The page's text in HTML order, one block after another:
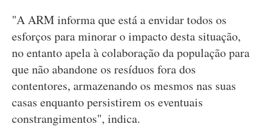
"A ARM informa que está a envidar todos os
esforços para minorar o impacto desta situação,
no entanto apela à colaboração da população para
que não abandone os resíduos fora dos
contentores, armazenando os mesmos nas suas
casas enquanto persistirem os eventuais
constrangimentos", indica.